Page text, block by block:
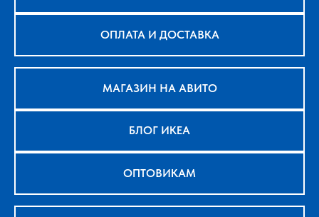
ОПЛАТА И ДОСТАВКА
МАГАЗИН НА АВИТО
БЛОГ ИКЕА
ОПТОВИКАМ